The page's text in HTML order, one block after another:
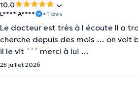
10.0
L**** A**** • 1 avis
Le docteur est très à l écoute Il a
cherche depuis des mois … on voit
il le vit ´´´ merci à lui …
25 juillet 2026